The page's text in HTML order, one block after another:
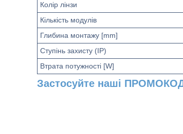
Колір лінзи
Кількість модулів
Глибина монтажу [mm]
Ступінь захисту (IP)
Втрата потужності [W]
Застосуйте наші